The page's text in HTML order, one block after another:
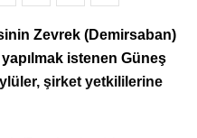
Zevrek (Demirsaban)
istenen Güneş
şirket yetkililerine